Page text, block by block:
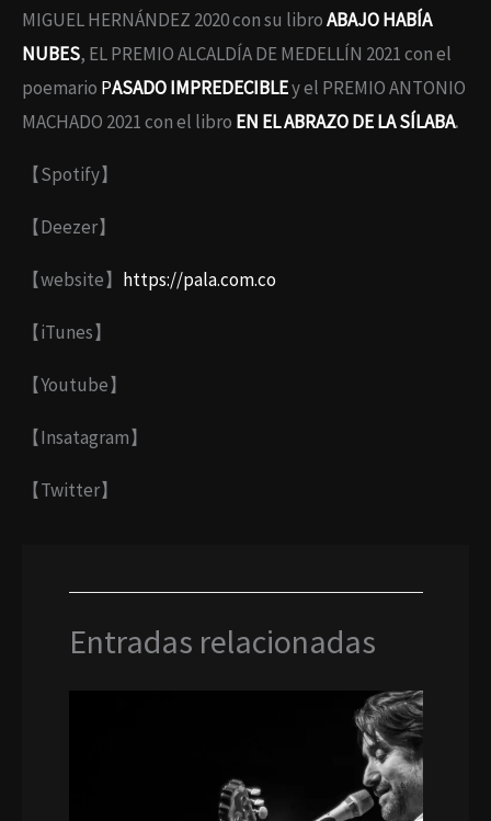
MIGUEL HERNÁNDEZ 2020 con su libroABAJO HABÍA
NUBES, EL PREMIO ALCALDÍA DE MEDELLÍN 2021 con el
poemario PASADO IMPREDECIBLEy el PREMIO ANTONIO
MACHADO 2021 con el libro EN EL ABRAZO DE LA SÍLABA.
【Spotify】
【Deezer】​
【website】 https://pala.com.co
【iTunes】
【Youtube】​
【Insatagram】
【Twitter】
Entradas relacionadas